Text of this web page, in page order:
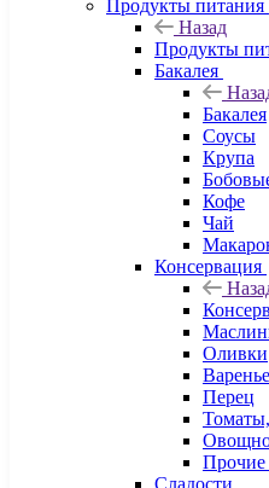
Продукты питания
Назад
Продукты
Бакалея
Бакалея
Соусы
Крупа
Кофе
Чай
Консервация
Оливки
Перец
Сладости